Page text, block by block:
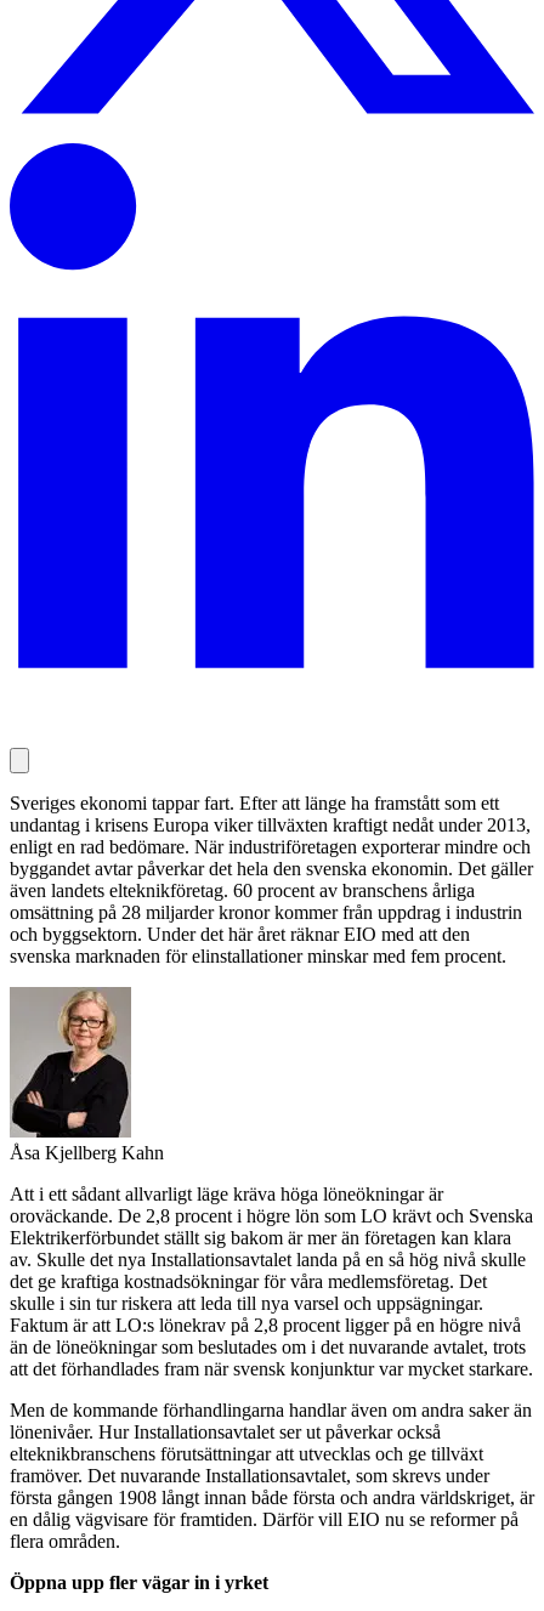
Sveriges ekonomi tappar fart. Efter att länge ha framstått som ett
undantag i krisens Europa viker tillväxten kraftigt nedåt under 2013,
enligt en rad bedömare. När industriföretagen exporterar mindre och
byggandet avtar påverkar det hela den svenska ekonomin. Det gäller
även landets elteknikföretag. 60 procent av branschens årliga
omsättning på 28 miljarder kronor kommer från uppdrag i industrin
och byggsektorn. Under det här året räknar EIO med att den
svenska marknaden för elinstallationer minskar med fem procent.
Åsa Kjellberg Kahn
Att i ett sådant allvarligt läge kräva höga löneökningar är
oroväckande. De 2,8 procent i högre lön som LO krävt och Svenska
Elektrikerförbundet ställt sig bakom är mer än företagen kan klara
av. Skulle det nya Installationsavtalet landa på en så hög nivå skulle
det ge kraftiga kostnadsökningar för våra medlemsföretag. Det
skulle i sin tur riskera att leda till nya varsel och uppsägningar.
Faktum är att LO:s lönekrav på 2,8 procent ligger på en högre nivå
än de löneökningar som beslutades om i det nuvarande avtalet, trots
att det förhandlades fram när svensk konjunktur var mycket starkare.
Men de kommande förhandlingarna handlar även om andra saker än
lönenivåer. Hur Installationsavtalet ser ut påverkar också
elteknikbranschens förutsättningar att utvecklas och ge tillväxt
framöver. Det nuvarande Installationsavtalet, som skrevs under
första gången 1908 långt innan både första och andra världskriget, är
en dålig vägvisare för framtiden. Därför vill EIO nu se reformer på
flera områden.
Öppna upp fler vägar in i yrket